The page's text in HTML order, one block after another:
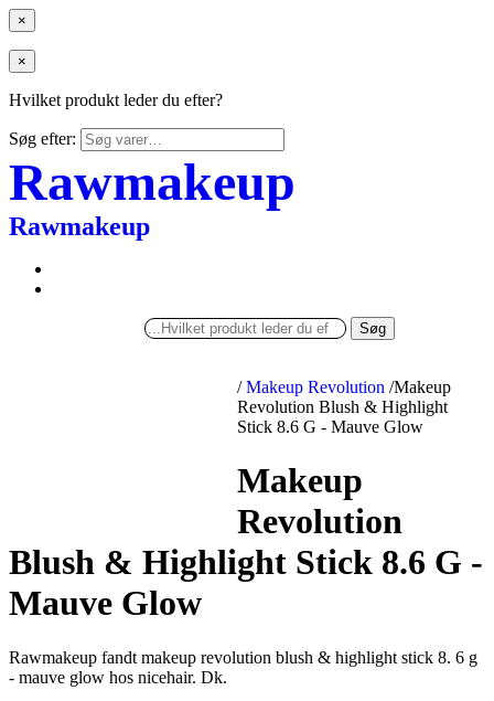
×
×
Hvilket produkt leder du efter?
Søg efter:
Rawmakeup
Rawmakeup
Søg
/ Makeup Revolution /Makeup
Revolution Blush & Highlight
Stick 8.6 G - Mauve Glow
Makeup
Revolution
Blush & Highlight Stick 8.6 G -
Mauve Glow
Rawmakeup fandt makeup revolution blush & highlight stick 8. 6 g
- mauve glow hos nicehair. Dk.